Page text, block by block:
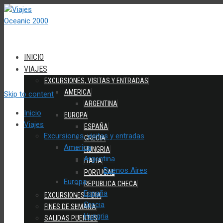
INICIO
VIAJES
EXCURSIONES, VISITAS Y ENTRADAS
AMERICA
ARGENTINA
EUROPA
ESPAÑA
GRECIA
HUNGRIA
ITALIA
PORTUGAL
REPUBLICA CHECA
EXCURSIONES 1 DIA
FINES DE SEMANA
SALIDAS PUENTES
Skip to content
Inicio
Viajes
Excursiones, visitas y entradas
America
Argentina
Buenos Aires
Europa
España
Grecia
Hungria